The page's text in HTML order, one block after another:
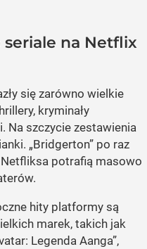
na Netflix
się zarówno wielkie
kryminały
Na szczycie zestawienia
„Bridgerton” po raz
potrafią masowo
hity platformy są
marek, takich jak
Legenda Aanga”,